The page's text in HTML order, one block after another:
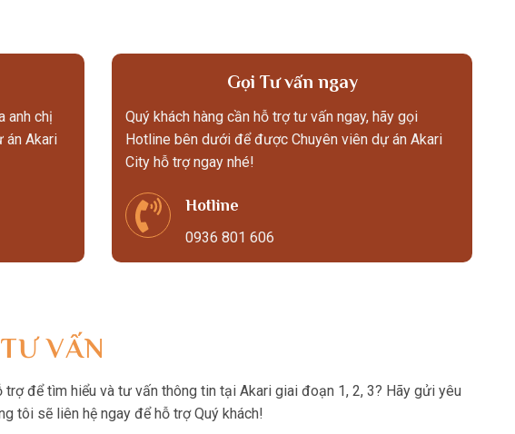
anh chị
án Akari
Gọi Tư vấn ngay
Quý khách hàng cần hỗ trợ tư vấn ngay, hãy gọi
Hotline bên dưới để được Chuyên viên dự án Akari
City hỗ trợ ngay nhé!
Hotline
0936 801 606
VẤN
để tìm hiểu và tư vấn thông tin tại Akari giai đoạn 1, 2, 3? Hãy gửi yêu
tôi sẽ liên hệ ngay để hỗ trợ Quý khách!